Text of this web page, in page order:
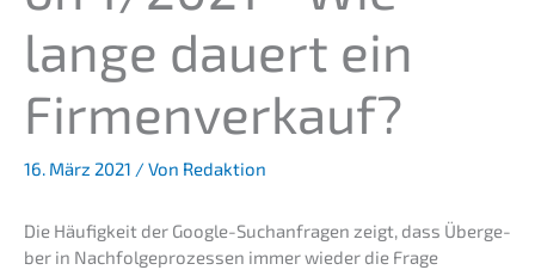
lange dauert ein
Firmenverkauf?
16. März 2021 / Von Redaktion
Die Häufig­keit der Google-Suchan­fra­gen zeigt, dass Überge­
ber in Nachfol­ge­pro­zes­sen immer wieder die Frage